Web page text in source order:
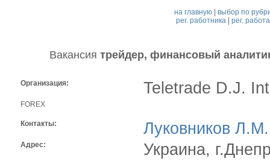
на главную |выбор по
рег. работника| рег.
Вакансиятрейдер, финансовый
Организация: Teletrade D.J.
FOREX
Контакты: Луковников Л.М.
Адрес: Украина,